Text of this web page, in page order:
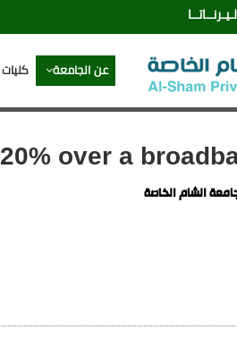
لـيـرنــاتــا
عن الجامعة
over a
الشام الخاصة